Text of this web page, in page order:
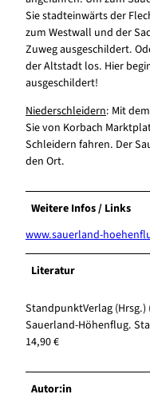
Sie stadteinwärts der
zum Westwall und der
Zuweg ausgeschildert.
der Altstadt los. Hier
ausgeschildert!
Niederschleidern: Mit
Sie von Korbach
Schleidern fahren. Der
den Ort.
Weitere Infos / Links
www.sauerland-
Literatur
StandpunktVerlag
Sauerland-Höhenflug.
14,90 €
Autor:in